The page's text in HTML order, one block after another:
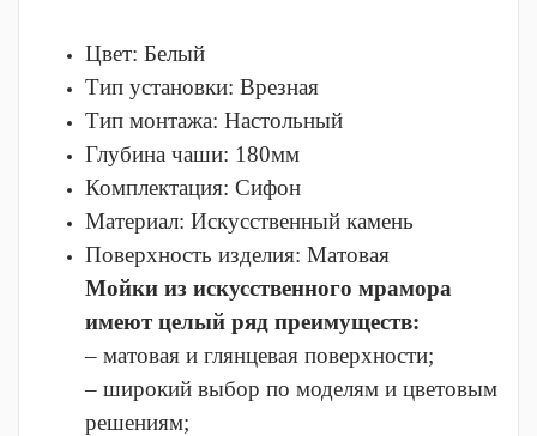
Цвет: Белый
Тип установки: Врезная
Тип монтажа: Настольный
Глубина чаши: 180мм
Комплектация: Сифон
Материал: Искусственный камень
Поверхность изделия: Матовая
Мойки из искусственного мрамора
имеют целый ряд преимуществ:
– матовая и глянцевая поверхности;
– широкий выбор по моделям и цветовым
решениям;